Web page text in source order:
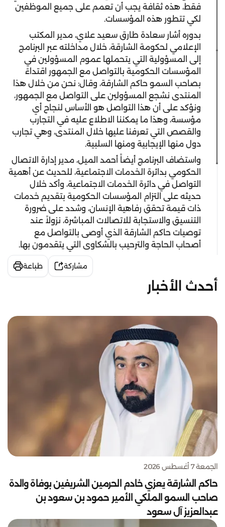
فقط، هذه ثقافة يجب أن تعمم على جميع الموظفين
لكي تتطور هذه المؤسسات.
بدوره أشار سعادة طارق سعيد علاي، مدير المكتب
الإعلامي لحكومة الشارقة، خلال مداخلته عبر البرنامج
إلى المسؤولية التي يتحملها عموم المسؤولين في
المؤسسات الحكومية بالتواصل مع الجمهور اقتداءً
بصاحب السمو حاكم الشارقة، وقال: نحن من خلال هذا
المنتدى نشجع المسؤولين على التواصل مع الجمهور،
ونؤكد على أن هذا التواصل هو الأساس لنجاح أي
مؤسسة، وهذا ما يمكننا الاطلاع عليه في التجارب
والقصص التي تعرفنا عليها خلال المنتدى، وهي تجارب
دول منها الإيجابية ومنها السلبية.
واستضاف البرنامج أيضاً أحمد الميل، مدير إدارة الاتصال
الحكومي بدائرة الخدمات الاجتماعية، للحديث عن أهمية
التواصل في دائرة الخدمات الاجتماعية، وأكد خلال
حديثه على التزام المؤسسات الحكومية بتقديم خدمات
ذات قيمة تحقق رفاهية الإنسان، وشدد على ضرورة
التنسيق والاستجابة للاتصالات المباشرة، نزولاً عند
توصيات حاكم الشارقة الذي أوصى بالتواصل مع
أصحاب الحاجة والترحيب بالشكاوى التي يتقدمون بها.
مشاركة طباعة
أحدث الأخبار
الجمعة 7 أغسطس 2026
حاكم الشارقة يعزي خادم الحرمين الشريفين بوفاة والدة
صاحب السمو الملكي الأمير حمود بن سعود بن
عبدالعزيز آل سعود